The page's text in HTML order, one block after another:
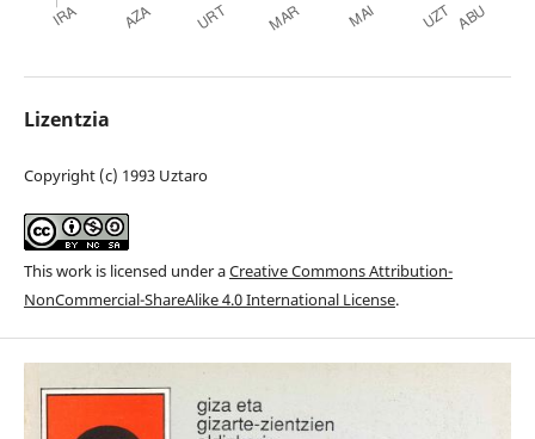
Lizentzia
Copyright (c) 1993 Uztaro
This work is licensed under aCreative Commons Attribution-
NonCommercial-ShareAlike 4.0 International License.